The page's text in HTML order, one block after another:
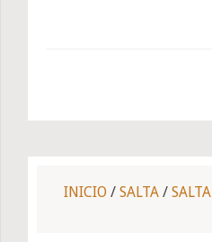
INICIO / SALTA / SALTA